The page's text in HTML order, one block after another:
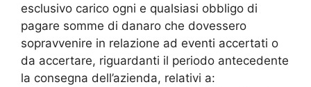
esclusivo carico ogni e qualsiasi obbligo di
pagare somme di danaro che dovessero
sopravvenire in relazione ad eventi accertati o
da accertare, riguardanti il periodo antecedente
la consegna dell’azienda, relativi a: